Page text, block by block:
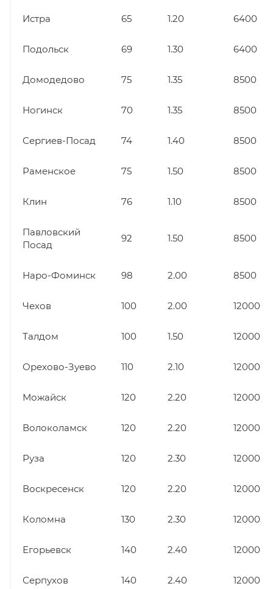
Истра 65 1.20 6400
Подольск 69 1.30 6400
Домодедово 75 1.35 8500
Ногинск 70 1.35 8500
Сергиев-Посад 74 1.40 8500
Раменское 75 1.50 8500
Клин 76 1.10 8500
Павловский
Посад
92 1.50 8500
Наро-Фоминск 98 2.00 8500
Чехов 100 2.00 12000
Талдом 100 1.50 12000
Орехово-Зуево 110 2.10 12000
Можайск 120 2.20 12000
Волоколамск 120 2.20 12000
Руза 120 2.30 12000
Воскресенск 120 2.20 12000
Коломна 130 2.30 12000
Егорьевск 140 2.40 12000
Серпухов 140 2.40 12000